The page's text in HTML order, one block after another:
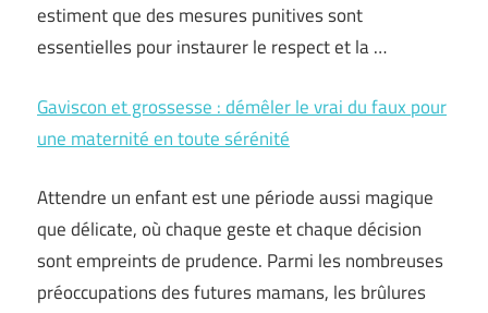
estiment que des mesures punitives sont
essentielles pour instaurer le respect et la …
Gaviscon et grossesse : démêler le vrai du faux pour
une maternité en toute sérénité
Attendre un enfant est une période aussi magique
que délicate, où chaque geste et chaque décision
sont empreints de prudence. Parmi les nombreuses
préoccupations des futures mamans, les brûlures